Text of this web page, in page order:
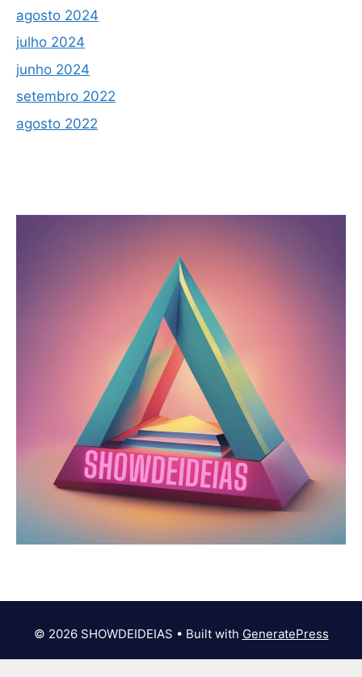
agosto 2024
julho 2024
junho 2024
setembro 2022
agosto 2022
© 2026 SHOWDEIDEIAS • Built with GeneratePress